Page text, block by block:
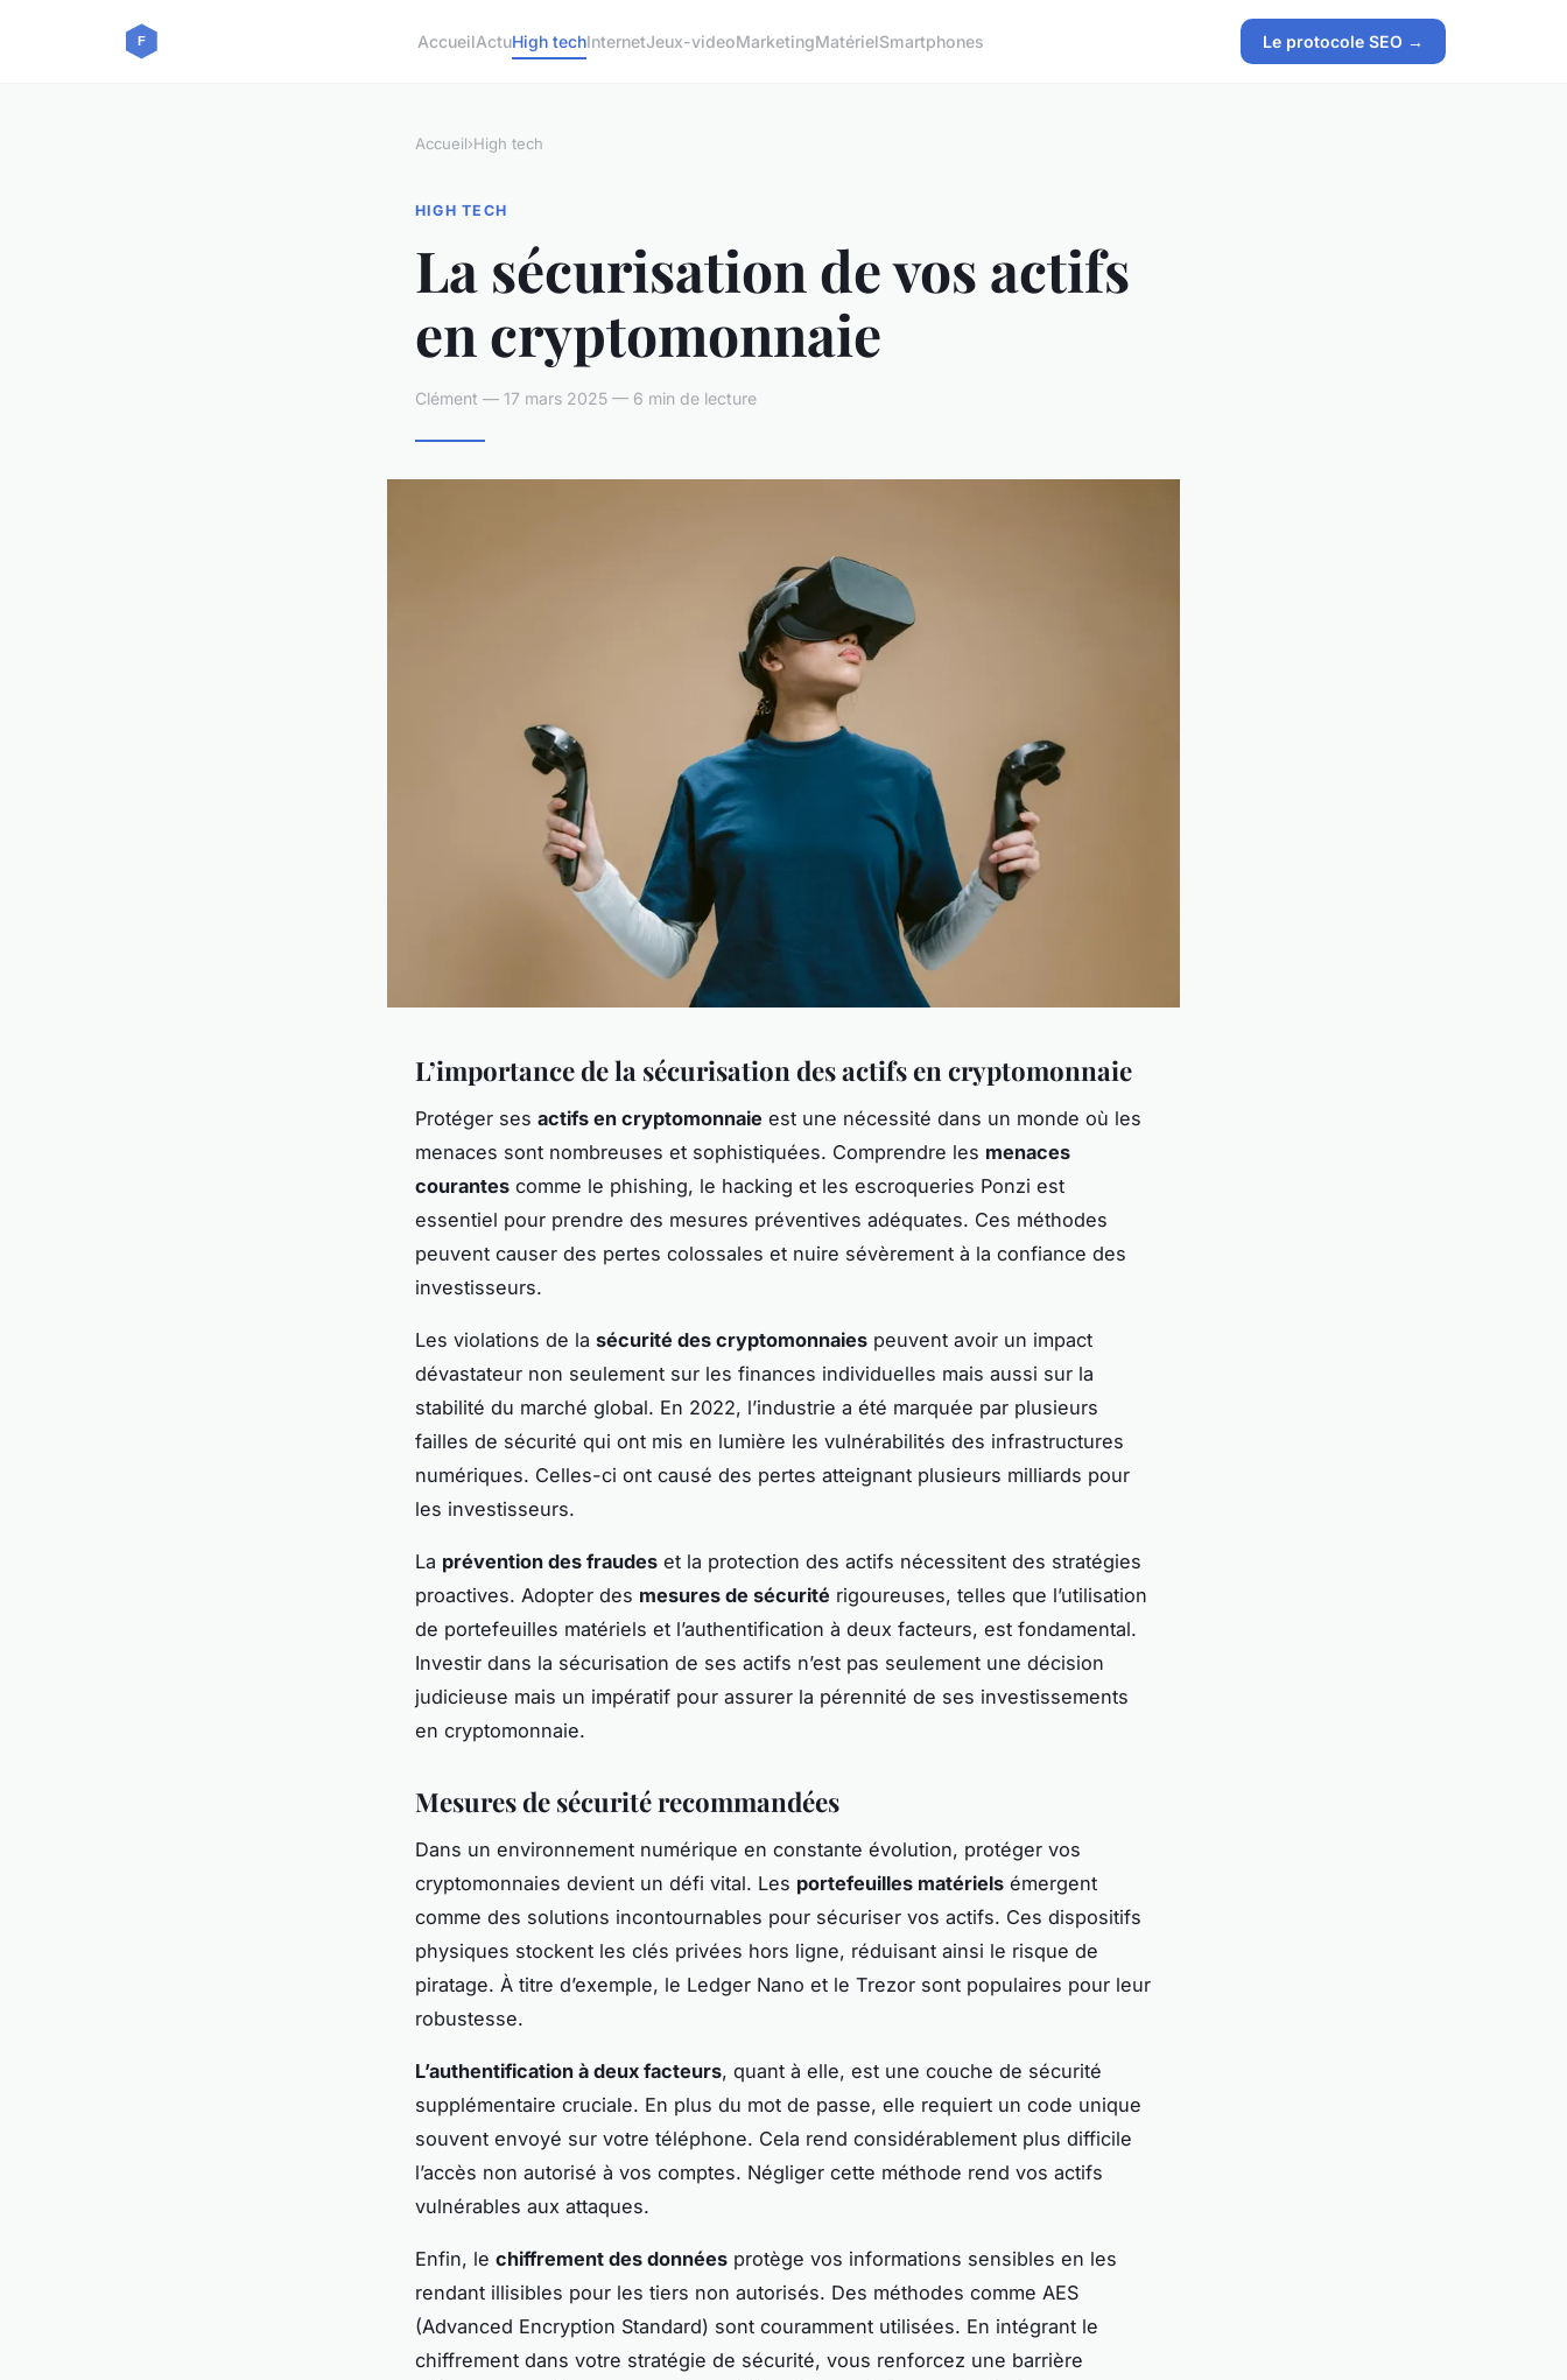
AccueilActuHigh techInternetJeux-videoMarketingMatérielSmartphones Le protocole SEO →
Accueil›High tech
HIGH TECH
La sécurisation de vos actifs
en cryptomonnaie
Clément — 17 mars 2025 — 6 min de lecture
L’importance de la sécurisation des actifs en cryptomonnaie
Protéger ses actifs en cryptomonnaie est une nécessité dans un monde où les
menaces sont nombreuses et sophistiquées. Comprendre les menaces
courantes comme le phishing, le hacking et les escroqueries Ponzi est
essentiel pour prendre des mesures préventives adéquates. Ces méthodes
peuvent causer des pertes colossales et nuire sévèrement à la confiance des
investisseurs.
Les violations de la sécurité des cryptomonnaies peuvent avoir un impact
dévastateur non seulement sur les finances individuelles mais aussi sur la
stabilité du marché global. En 2022, l’industrie a été marquée par plusieurs
failles de sécurité qui ont mis en lumière les vulnérabilités des infrastructures
numériques. Celles-ci ont causé des pertes atteignant plusieurs milliards pour
les investisseurs.
La prévention des fraudes et la protection des actifs nécessitent des stratégies
proactives. Adopter des mesures de sécurité rigoureuses, telles que l’utilisation
de portefeuilles matériels et l’authentification à deux facteurs, est fondamental.
Investir dans la sécurisation de ses actifs n’est pas seulement une décision
judicieuse mais un impératif pour assurer la pérennité de ses investissements
en cryptomonnaie.
Mesures de sécurité recommandées
Dans un environnement numérique en constante évolution, protéger vos
cryptomonnaies devient un défi vital. Les portefeuilles matériels émergent
comme des solutions incontournables pour sécuriser vos actifs. Ces dispositifs
physiques stockent les clés privées hors ligne, réduisant ainsi le risque de
piratage. À titre d’exemple, le Ledger Nano et le Trezor sont populaires pour leur
robustesse.
L’authentification à deux facteurs, quant à elle, est une couche de sécurité
supplémentaire cruciale. En plus du mot de passe, elle requiert un code unique
souvent envoyé sur votre téléphone. Cela rend considérablement plus difficile
l’accès non autorisé à vos comptes. Négliger cette méthode rend vos actifs
vulnérables aux attaques.
Enfin, le chiffrement des données protège vos informations sensibles en les
rendant illisibles pour les tiers non autorisés. Des méthodes comme AES
(Advanced Encryption Standard) sont couramment utilisées. En intégrant le
chiffrement dans votre stratégie de sécurité, vous renforcez une barrière